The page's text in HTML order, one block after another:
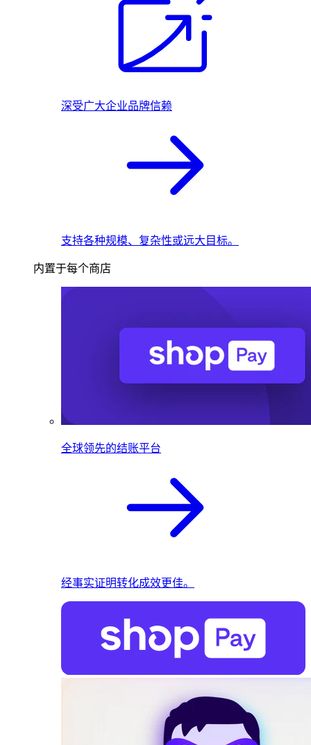
深受广大企业品牌信赖
支持各种规模、复杂性或远大目标。
内置于每个商店
全球领先的结账平台
经事实证明转化成效更佳。